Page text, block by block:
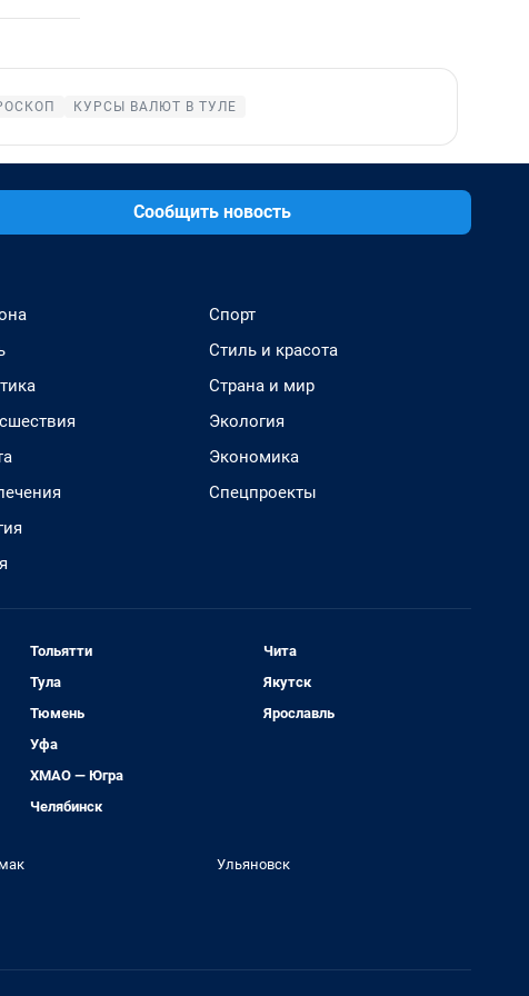
КУРСЫ ВАЛЮТ В ТУЛЕ
Сообщить новость
Спорт
Стиль и красота
Страна и мир
Экология
Экономика
Спецпроекты
Тольятти
Тула
Тюмень
Уфа
ХМАО — Югра
Челябинск
Чита
Якутск
Ярославль
Ульяновск